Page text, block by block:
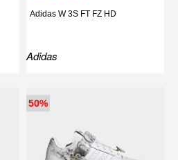
Adidas W 3S FT FZ HD
Adidas
50%